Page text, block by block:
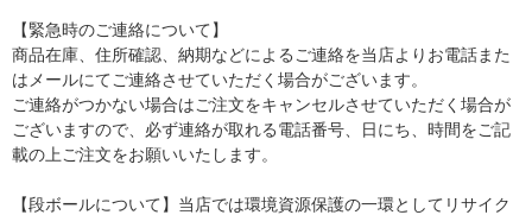
【緊急時のご連絡について】
商品在庫、住所確認、納期などによるご連絡を当店よりお電話また
はメールにてご連絡させていただく場合がございます。
ご連絡がつかない場合はご注文をキャンセルさせていただく場合が
ございますので、必ず連絡が取れる電話番号、日にち、時間をご記
載の上ご注文をお願いいたします。
【段ボールについて】当店では環境資源保護の一環としてリサイク